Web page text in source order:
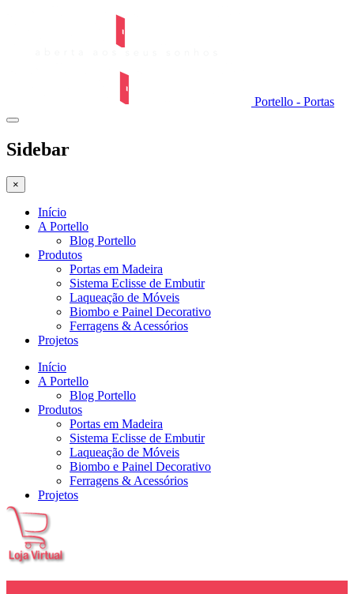
Portello - Portas
Sidebar
×
Início
A Portello
Blog Portello
Produtos
Portas em Madeira
Sistema Eclisse de Embutir
Laqueação de Móveis
Biombo e Painel Decorativo
Ferragens & Acessórios
Projetos
Início
A Portello
Blog Portello
Produtos
Portas em Madeira
Sistema Eclisse de Embutir
Laqueação de Móveis
Biombo e Painel Decorativo
Ferragens & Acessórios
Projetos